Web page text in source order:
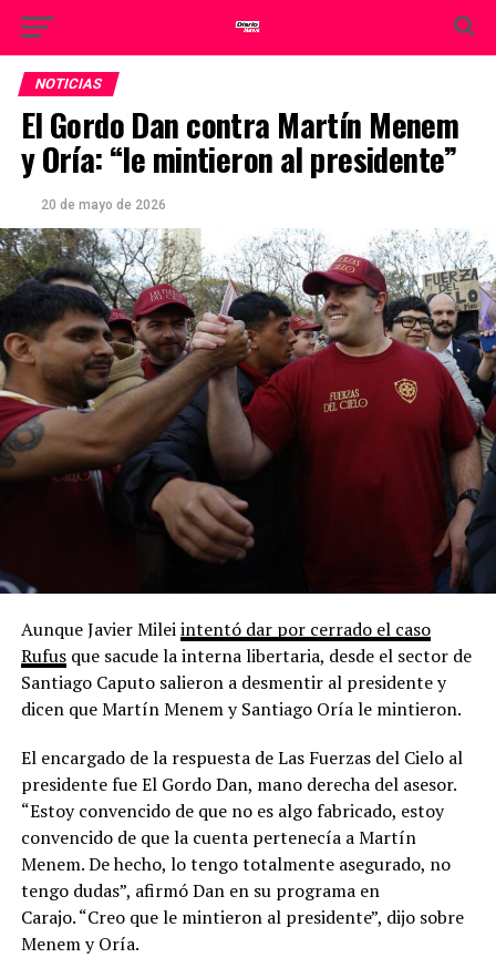
NOTICIAS
El Gordo Dan contra Martín Menem
y Oría: “le mintieron al presidente”
20 de mayo de 2026
Aunque Javier Mileiintentó dar por cerrado el caso
Rufusque sacude la interna libertaria, desde el sector de
Santiago Caputo salieron a desmentir al presidente y
dicen que Martín Menem y Santiago Oría le mintieron.
El encargado de la respuesta de Las Fuerzas del Cielo al
presidente fue El Gordo Dan, mano derecha del asesor.
“Estoy convencido de que no es algo fabricado, estoy
convencido de que la cuenta pertenecía a Martín
Menem. De hecho, lo tengo totalmente asegurado, no
tengo dudas”, afirmó Dan en su programa en
Carajo. “Creo que le mintieron al presidente”, dijo sobre
Menem y Oría.